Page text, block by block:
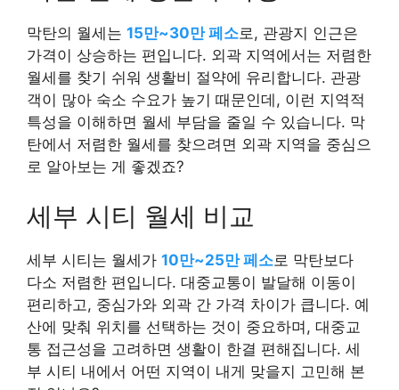
막탄의 월세는 15만~30만 페소로, 관광지 인근은
가격이 상승하는 편입니다. 외곽 지역에서는 저렴한
월세를 찾기 쉬워 생활비 절약에 유리합니다. 관광
객이 많아 숙소 수요가 높기 때문인데, 이런 지역적
특성을 이해하면 월세 부담을 줄일 수 있습니다. 막
탄에서 저렴한 월세를 찾으려면 외곽 지역을 중심으
로 알아보는 게 좋겠죠?
세부 시티 월세 비교
세부 시티는 월세가 10만~25만 페소로 막탄보다
다소 저렴한 편입니다. 대중교통이 발달해 이동이
편리하고, 중심가와 외곽 간 가격 차이가 큽니다. 예
산에 맞춰 위치를 선택하는 것이 중요하며, 대중교
통 접근성을 고려하면 생활이 한결 편해집니다. 세
부 시티 내에서 어떤 지역이 내게 맞을지 고민해 본